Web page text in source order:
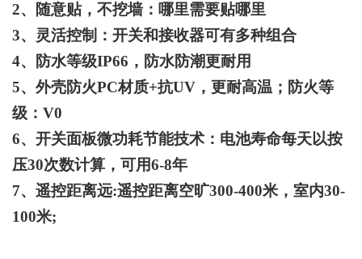
2、随意贴，不挖墙：哪里需要贴哪里
3、灵活控制：开关和接收器可有多种组合
4、防水等级IP66，防水防潮更耐用
5、外壳防火PC材质+抗UV，更耐高温；防火等
级：V0
6、开关面板微功耗节能技术：电池寿命每天以按
压30次数计算，可用6-8年
7、遥控距离远:遥控距离空旷300-400米，室内30-
100米;